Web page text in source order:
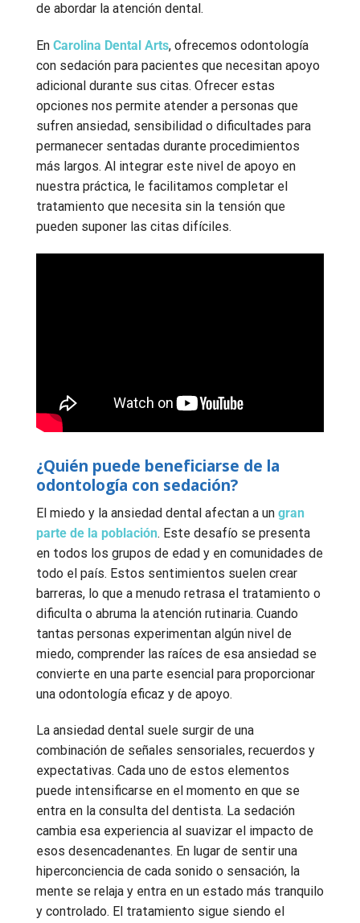
de abordar la atención dental.
En Carolina Dental Arts, ofrecemos odontología
con sedación para pacientes que necesitan apoyo
adicional durante sus citas. Ofrecer estas
opciones nos permite atender a personas que
sufren ansiedad, sensibilidad o dificultades para
permanecer sentadas durante procedimientos
más largos. Al integrar este nivel de apoyo en
nuestra práctica, le facilitamos completar el
tratamiento que necesita sin la tensión que
pueden suponer las citas difíciles.
¿Quién puede beneficiarse de la
odontología con sedación?
El miedo y la ansiedad dental afectan a un gran
parte de la población. Este desafío se presenta
en todos los grupos de edad y en comunidades de
todo el país. Estos sentimientos suelen crear
barreras, lo que a menudo retrasa el tratamiento o
dificulta o abruma la atención rutinaria. Cuando
tantas personas experimentan algún nivel de
miedo, comprender las raíces de esa ansiedad se
convierte en una parte esencial para proporcionar
una odontología eficaz y de apoyo.
La ansiedad dental suele surgir de una
combinación de señales sensoriales, recuerdos y
expectativas. Cada uno de estos elementos
puede intensificarse en el momento en que se
entra en la consulta del dentista. La sedación
cambia esa experiencia al suavizar el impacto de
esos desencadenantes. En lugar de sentir una
hiperconciencia de cada sonido o sensación, la
mente se relaja y entra en un estado más tranquilo
y controlado. El tratamiento sigue siendo el